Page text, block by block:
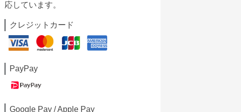
応しています。
クレジットカード
PayPay
Google Pay / Apple Pay